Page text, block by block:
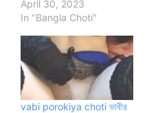
April 30, 2023
In "Bangla Choti"
vabi porokiya choti ভাবীর